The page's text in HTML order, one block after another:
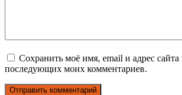
Сохранить моё имя, email и адрес сайта
последующих моих комментариев.